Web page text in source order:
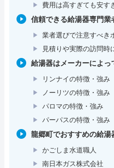
費用は高すぎても安す
信頼できる給湯器専門業
業者選びで注意すべき
見積りや実際の訪問時
給湯器はメーカーによっ
リンナイの特徴・強み
ノーリツの特徴・強み
パロマの特徴・強み
パーパスの特徴・強み
龍郷町でおすすめの給湯
かごしま水道職人
南日本ガス株式会社